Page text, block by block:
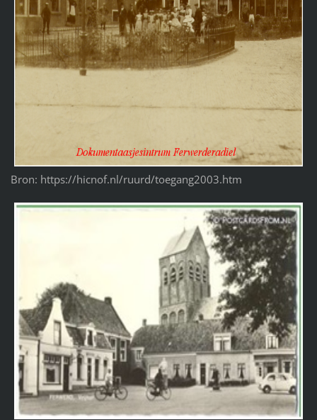
Bron: https://hicnof.nl/ruurd/toegang2003.htm